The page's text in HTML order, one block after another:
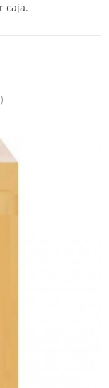
caja.